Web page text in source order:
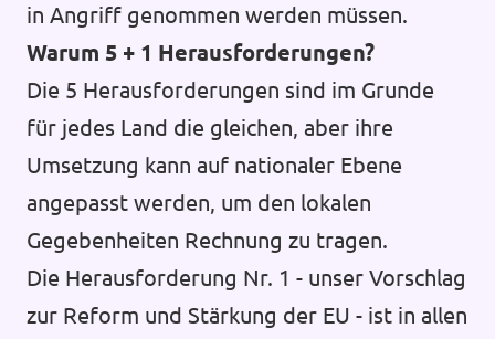
in Angriff genommen werden müssen.
Warum 5 + 1 Herausforderungen?
Die 5 Herausforderungen sind im Grunde
für jedes Land die gleichen, aber ihre
Umsetzung kann auf nationaler Ebene
angepasst werden, um den lokalen
Gegebenheiten Rechnung zu tragen.
Die Herausforderung Nr. 1 - unser Vorschlag
zur Reform und Stärkung der EU - ist in allen